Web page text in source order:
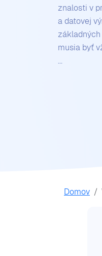
znalosti v
a datovej
musia byť
...
Domov